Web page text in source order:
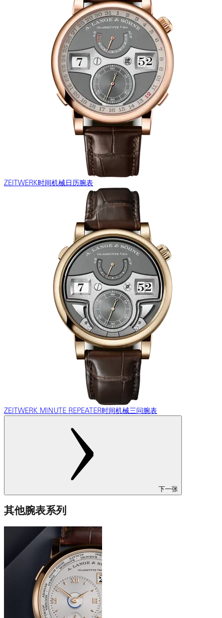
ZEITWERK时间机械日历腕表
ZEITWERK MINUTE REPEATER时间机械三问腕表
下一张
其他腕表系列